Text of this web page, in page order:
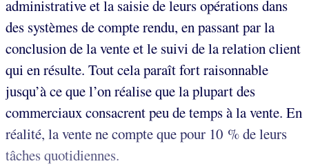
administrative et la saisie de leurs opérations dans
des systèmes de compte rendu, en passant par la
conclusion de la vente et le suivi de la relation client
qui en résulte. Tout cela paraît fort raisonnable
jusqu’à ce que l’on réalise que la plupart des
commerciaux consacrent peu de temps à la vente. En
réalité, la vente ne compte que pour 10 % de leurs
tâches quotidiennes.